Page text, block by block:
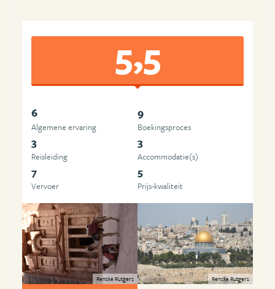
5,5
6
Algemene ervaring
9
Boekingsproces
3
Reisleiding
3
Accommodatie(s)
7
Vervoer
5
Prijs-kwaliteit
Renske Rutgers Renske Rutgers